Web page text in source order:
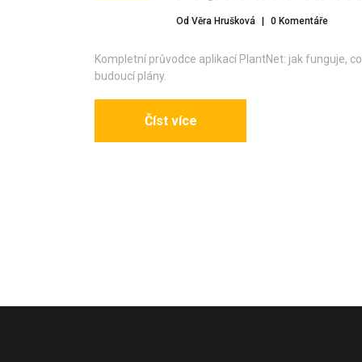
Od Věra Hrušková 0 Komentáře
Kompletní průvodce aplikací PlantNet: jak funguje,
budoucí plány.
Číst více